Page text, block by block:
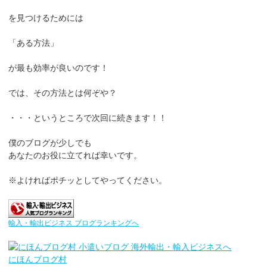
を見つけるためには
「ある方法」
が最も効率が良いのです！
では、その方法とは何ぞや？
・・・というところで次回に続きます！！
僕のブログが少しでも
あなたのお役に立てれば幸いです。
※よければポチッとしてやってください。
輸入・輸出ビジネス ブログランキングへ
にほんブログ村